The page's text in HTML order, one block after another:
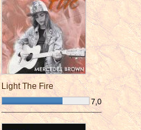
Light The Fire
7,0
¯¯¯¯¯¯¯¯¯¯¯¯¯¯¯¯¯¯¯¯¯¯¯¯